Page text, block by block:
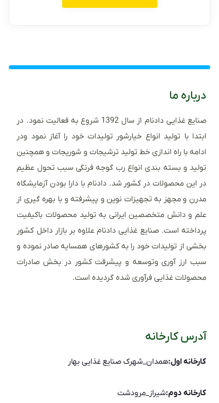
درباره ما
صنایع غذایی دادنام از سال 1392 شروع به فعالیت نمود. در
ابتدا با تولید انواع خیارشور تولیدات خود را آغاز نمود ودر
ادامه با راه اندازی خط تولید ترشیجات و شوریجات و همچنین
تولید و بسته بندی انواع رب گوجه فرنگی سبب تحول عظیم
در این محصولات در کشور شد. دادنام با دارا بودن آزمایشگاه
مدرن و مجهز به تجهیزات نوین و پیشرفته و با بهره گیری از
علم و دانش متخصصین ایرانی به تولید محصولات باکیفیت
پرداخته است. صنایع غذایی دادنام علاوه بر بازار داخل کشور
بخشی از تولیدات خود را به کشورهای همسایه صادر نموده و
سبب ارز آوری وتوسعه و پیشرفت کشور در بخش صادرات
محصولات غذایی فرآوری شده گردیده است.
آدرس کارخانه
کارخانه اول:همدان_شهرک صنایع غذایی بهار
کارخانه دوم:شیراز_مرودشت